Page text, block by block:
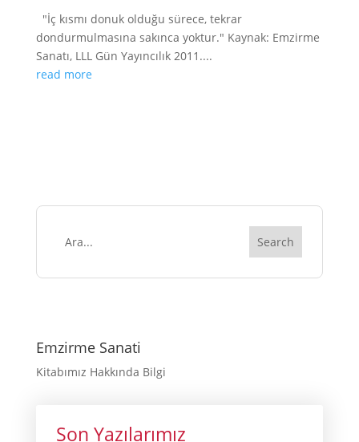
"İç kısmı donuk olduğu sürece, tekrar
dondurmulmasına sakınca yoktur." Kaynak: Emzirme
Sanatı, LLL Gün Yayıncılık 2011....
read more
Emzirme Sanati
Kitabımız Hakkında Bilgi
Son Yazılarımız